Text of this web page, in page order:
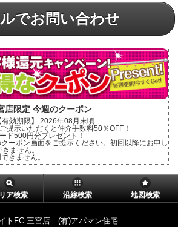
でお問い合わせ
店限定 今週のクーポン
効期限】 2026年08月末頃
提示いただくと仲介手数料50％OFF！
ド500円分プレゼント！
ーポン画面をご提示ください。初回以降にお申し
ません。
きません。
ア検索 沿線検索 地図検索
トFC 三宮店 (有)アパマン住宅